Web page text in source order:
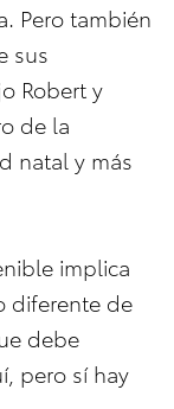
Pero también
sus
Robert y
de la
natal y más
implica
diferente de
debe
pero sí hay